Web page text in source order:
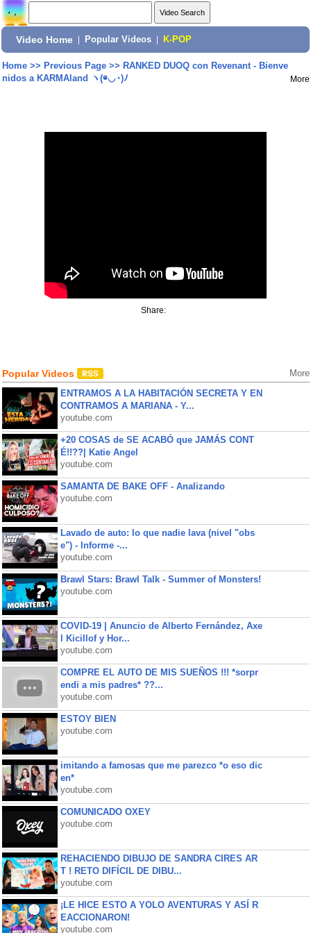
Video Home Popular Videos K-POP
Home>> Previous Page>> RANKED DUOQ con Revenant - Bienve
nidos a KARMAland ヽ(◉◡◔)ﾉ
More
Share:
Popular Videos More
ENTRAMOS A LA HABITACIÓN SECRETA Y EN
CONTRAMOS A MARIANA - Y...
youtube.com
+20 COSAS de SE ACABÓ que JAMÁS CONT
É!!??| Katie Angel
youtube.com
SAMANTA DE BAKE OFF - Analizando
youtube.com
Lavado de auto: lo que nadie lava (nivel "obs
e") - Informe -...
youtube.com
Brawl Stars: Brawl Talk - Summer of Monsters!
youtube.com
COVID-19 | Anuncio de Alberto Fernández, Axe
l Kicillof y Hor...
youtube.com
COMPRE EL AUTO DE MIS SUEÑOS !!! *sorpr
endi a mis padres* ??...
youtube.com
ESTOY BIEN
youtube.com
imitando a famosas que me parezco *o eso dic
en*
youtube.com
COMUNICADO OXEY
youtube.com
REHACIENDO DIBUJO DE SANDRA CIRES AR
T ! RETO DIFÍCIL DE DIBU...
youtube.com
¡LE HICE ESTO A YOLO AVENTURAS Y ASÍ R
EACCIONARON!
youtube.com